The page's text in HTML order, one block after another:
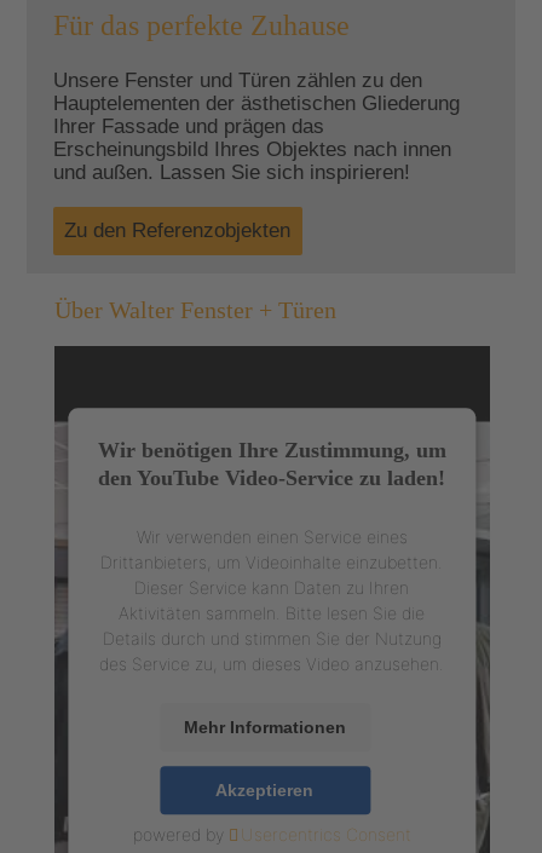
Für das perfekte Zuhause
Unsere Fenster und Türen zählen zu den
Hauptelementen der ästhetischen Gliederung
Ihrer Fassade und prägen das
Erscheinungsbild Ihres Objektes nach innen
und außen. Lassen Sie sich inspirieren!
Zu den Referenzobjekten
Über Walter Fenster + Türen
Wir benötigen Ihre Zustimmung, um
den YouTube Video-Service zu laden!
Wir verwenden einen Service eines
Drittanbieters, um Videoinhalte einzubetten.
Dieser Service kann Daten zu Ihren
Aktivitäten sammeln. Bitte lesen Sie die
Details durch und stimmen Sie der Nutzung
des Service zu, um dieses Video anzusehen.
Mehr Informationen
Akzeptieren
powered by
Usercentrics Consent